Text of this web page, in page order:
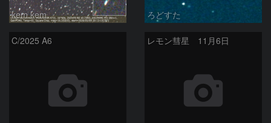
kem.kem ろどすた
C/2025 A6 レモン彗星 11月6日